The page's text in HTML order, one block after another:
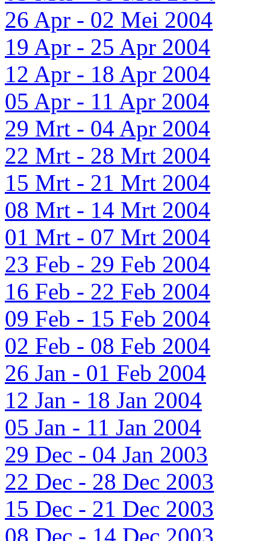
26 Apr - 02 Mei 2004
19 Apr - 25 Apr 2004
12 Apr - 18 Apr 2004
05 Apr - 11 Apr 2004
29 Mrt - 04 Apr 2004
22 Mrt - 28 Mrt 2004
15 Mrt - 21 Mrt 2004
08 Mrt - 14 Mrt 2004
01 Mrt - 07 Mrt 2004
23 Feb - 29 Feb 2004
16 Feb - 22 Feb 2004
09 Feb - 15 Feb 2004
02 Feb - 08 Feb 2004
26 Jan - 01 Feb 2004
12 Jan - 18 Jan 2004
05 Jan - 11 Jan 2004
29 Dec - 04 Jan 2003
22 Dec - 28 Dec 2003
15 Dec - 21 Dec 2003
08 Dec - 14 Dec 2003